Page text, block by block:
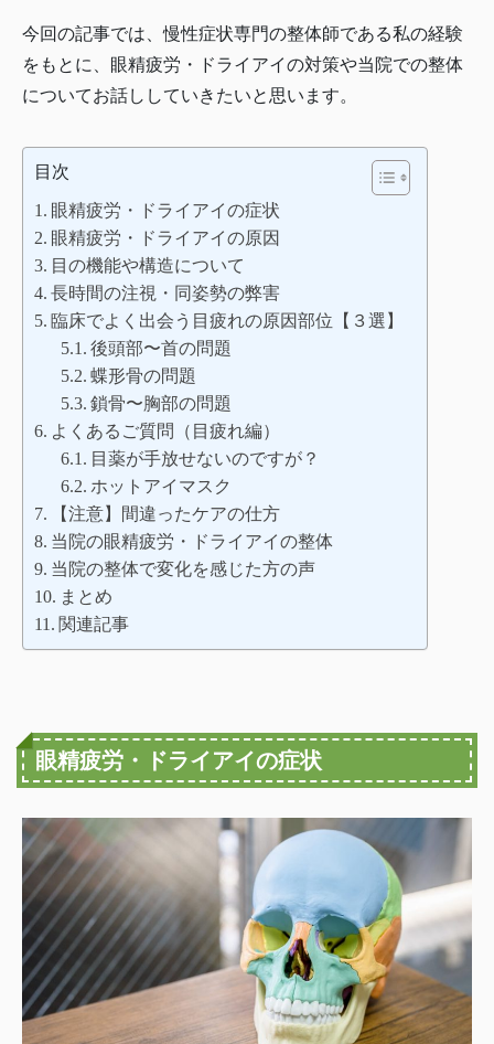
今回の記事では、慢性症状専門の整体師である私の経験
をもとに、眼精疲労・ドライアイの対策や当院での整体
についてお話ししていきたいと思います。
目次
眼精疲労・ドライアイの症状
眼精疲労・ドライアイの原因
目の機能や構造について
長時間の注視・同姿勢の弊害
臨床でよく出会う目疲れの原因部位【３選】
後頭部〜首の問題
蝶形骨の問題
鎖骨〜胸部の問題
よくあるご質問（目疲れ編）
目薬が手放せないのですが？
ホットアイマスク
【注意】間違ったケアの仕方
当院の眼精疲労・ドライアイの整体
当院の整体で変化を感じた方の声
まとめ
関連記事
眼精疲労・ドライアイの症状